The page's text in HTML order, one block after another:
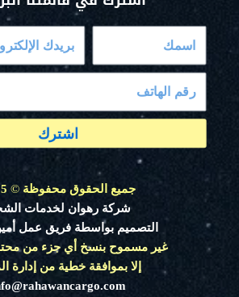
اشترك
جميع الحقوق محفوظة©
شركة رهوان لخدمات
التصميم بواسطة فريق عمل
غير مسموح بنسخ أي جزء من
إلا بموافقة خطية من إدارة